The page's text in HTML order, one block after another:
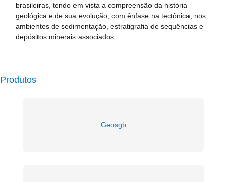
brasileiras, tendo em vista a compreensão da história
geológica e de sua evolução, com ênfase na tectônica, nos
ambientes de sedimentação, estratigrafia de sequências e
depósitos minerais associados.
Produtos
Geosgb